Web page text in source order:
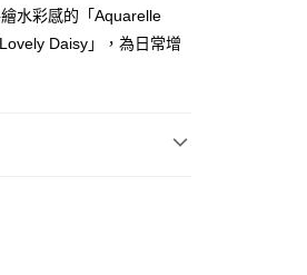
水彩感的「Aquarelle
Daisy」，為日常增